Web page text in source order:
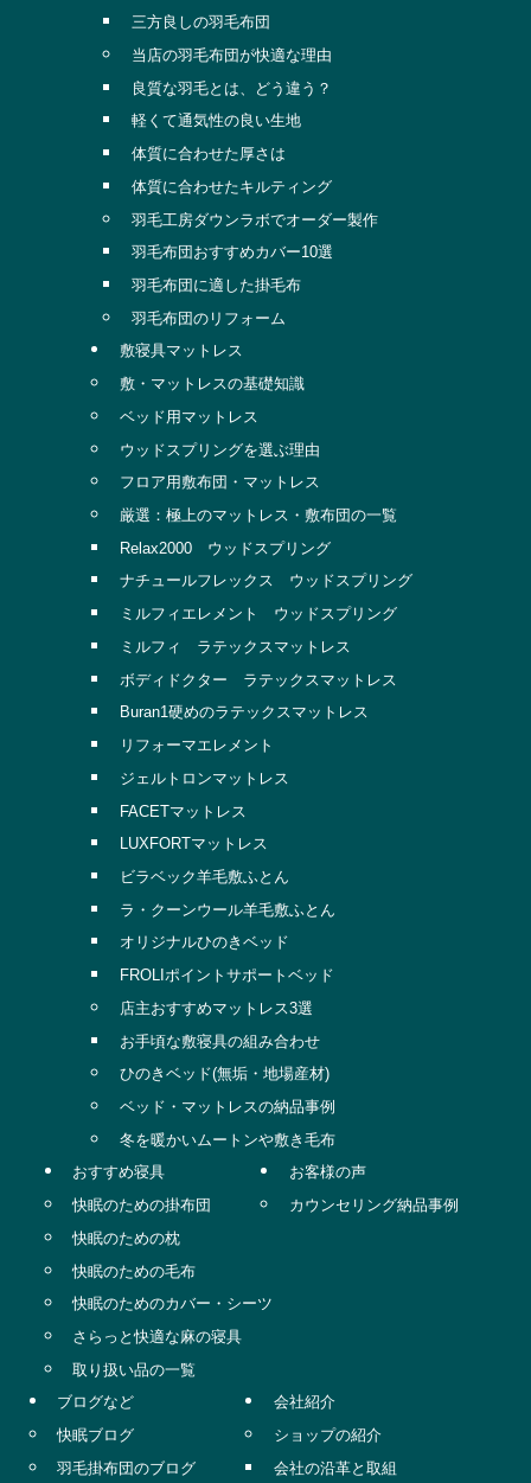
三方良しの羽毛布団
当店の羽毛布団が快適な理由
良質な羽毛とは、どう違う？
軽くて通気性の良い生地
体質に合わせた厚さは
体質に合わせたキルティング
羽毛工房ダウンラボでオーダー製作
羽毛布団おすすめカバー10選
羽毛布団に適した掛毛布
羽毛布団のリフォーム
敷寝具マットレス
敷・マットレスの基礎知識
ベッド用マットレス
ウッドスプリングを選ぶ理由
フロア用敷布団・マットレス
厳選：極上のマットレス・敷布団の一覧
Relax2000 ウッドスプリング
ナチュールフレックス ウッドスプリング
ミルフィエレメント ウッドスプリング
ミルフィ ラテックスマットレス
ボディドクター ラテックスマットレス
Buran1硬めのラテックスマットレス
リフォーマエレメント
ジェルトロンマットレス
FACETマットレス
LUXFORTマットレス
ビラベック羊毛敷ふとん
ラ・クーンウール羊毛敷ふとん
オリジナルひのきベッド
FROLIポイントサポートベッド
店主おすすめマットレス3選
お手頃な敷寝具の組み合わせ
ひのきベッド(無垢・地場産材)
ベッド・マットレスの納品事例
冬を暖かいムートンや敷き毛布
おすすめ寝具
快眠のための掛布団
快眠のための枕
快眠のための毛布
快眠のためのカバー・シーツ
さらっと快適な麻の寝具
取り扱い品の一覧
お客様の声
カウンセリング納品事例
ブログなど
快眠ブログ
羽毛掛布団のブログ
会社紹介
ショップの紹介
会社の沿革と取組